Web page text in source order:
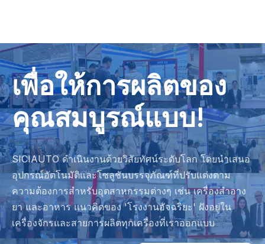
เพื่อให้การผลิตของ
คุณสมบูรณ์แบบ!
SICIAUTO ดำเนินงานด้วยวิสัยทัศน์ระดับโลก โดยนำเสนอ
อุปกรณ์อัตโนมัติและโซลูชันบรรจุภัณฑ์ที่ปรับแต่งตาม
ความต้องการสำหรับอุตสาหกรรมต่างๆ เช่น เครื่องสำอาง
ยา และอาหาร แนวคิดของ 'โรงงานอัจฉริยะ' ฝังอยู่ใน
เครื่องจักรและสายการผลิตทุกเครื่องที่เราออกแบบ